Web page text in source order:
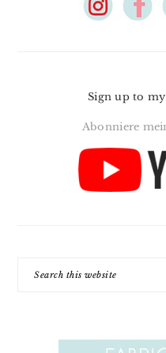
Sign up to
Abonniere